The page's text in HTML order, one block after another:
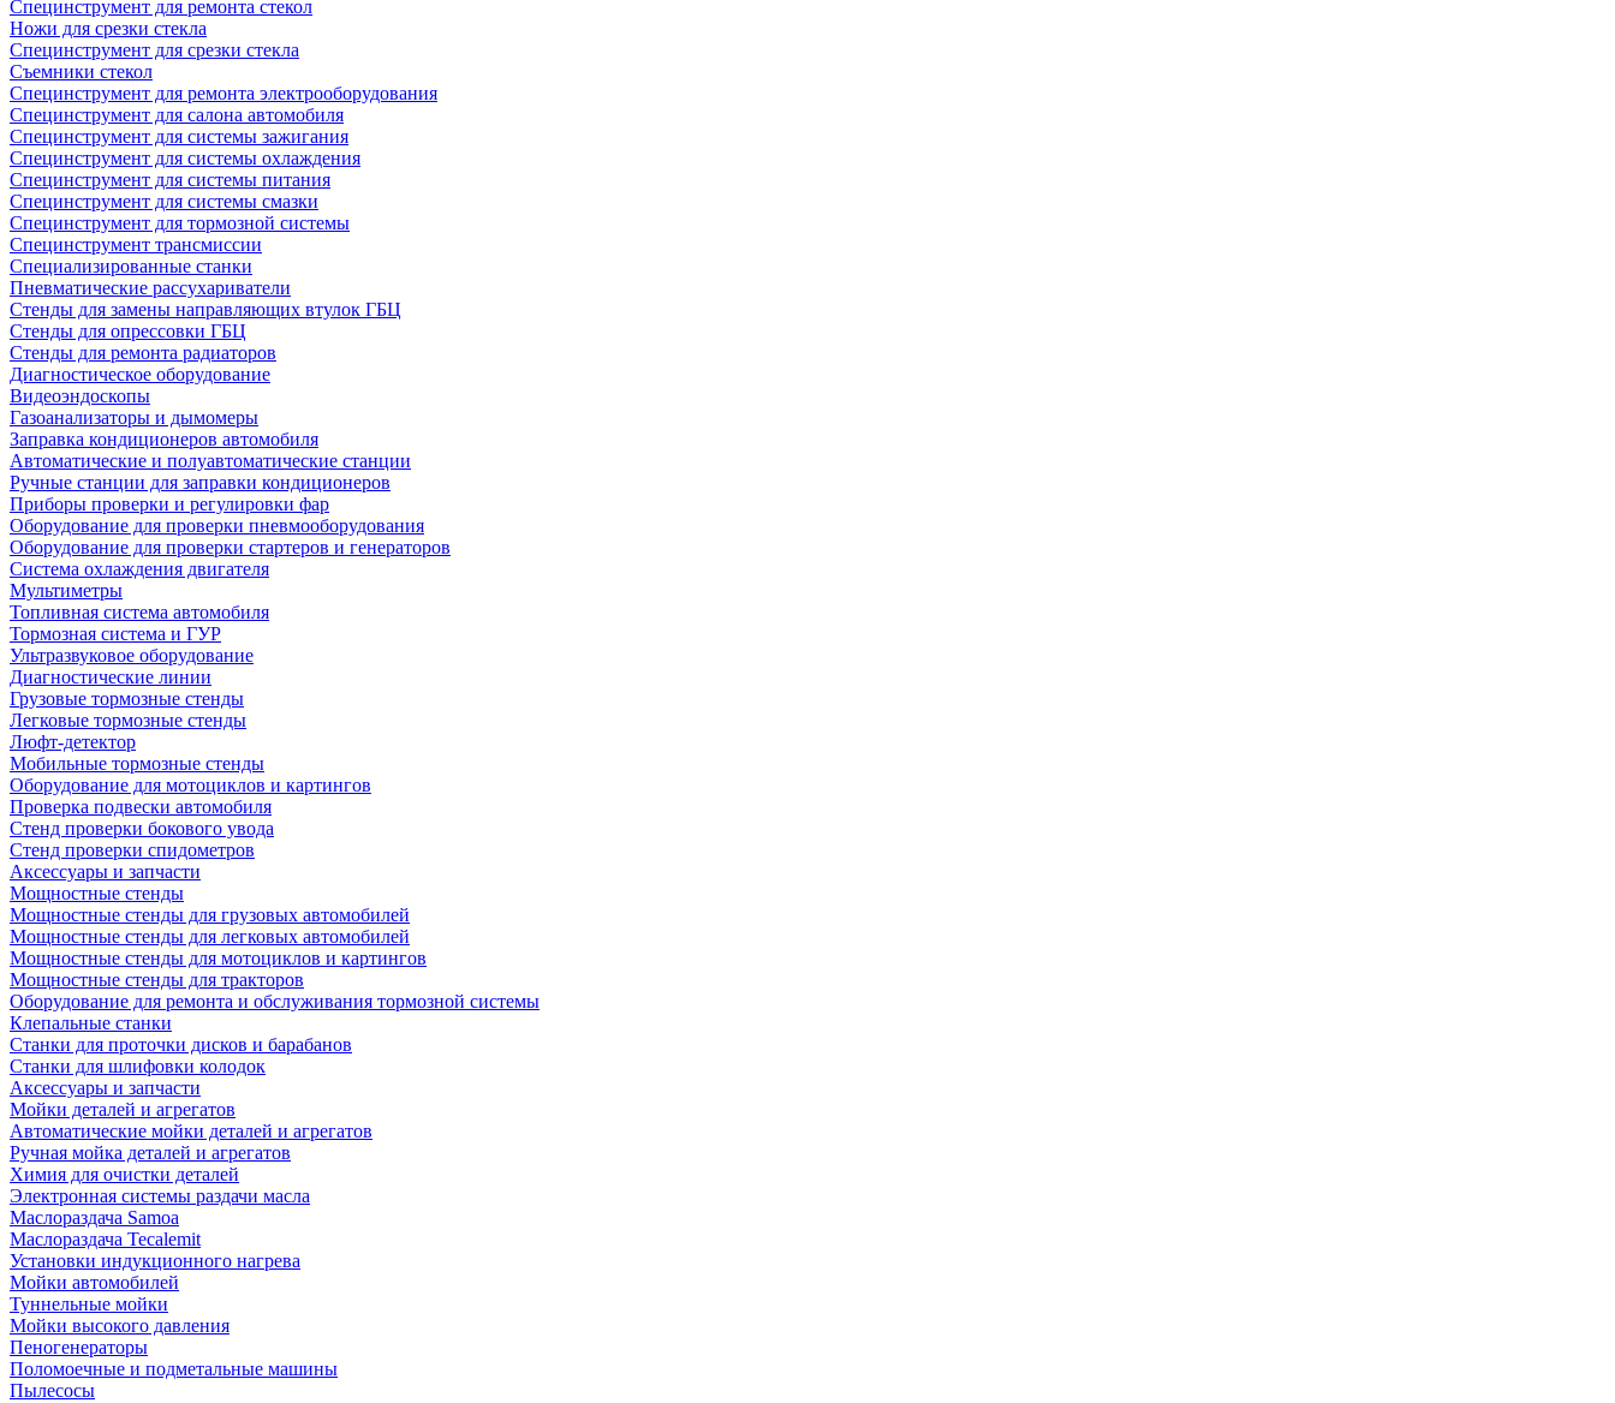
Специнструмент для ремонта стекол
Ножи для срезки стекла
Специнструмент для срезки стекла
Съемники стекол
Специнструмент для ремонта электрооборудования
Специнструмент для салона автомобиля
Специнструмент для системы зажигания
Специнструмент для системы охлаждения
Специнструмент для системы питания
Специнструмент для системы смазки
Специнструмент для тормозной системы
Специнструмент трансмиссии
Специализированные станки
Пневматические рассухариватели
Стенды для замены направляющих втулок ГБЦ
Стенды для опрессовки ГБЦ
Стенды для ремонта радиаторов
Диагностическое оборудование
Видеоэндоскопы
Газоанализаторы и дымомеры
Заправка кондиционеров автомобиля
Автоматические и полуавтоматические станции
Ручные станции для заправки кондиционеров
Приборы проверки и регулировки фар
Оборудование для проверки пневмооборудования
Оборудование для проверки стартеров и генераторов
Система охлаждения двигателя
Мультиметры
Топливная система автомобиля
Тормозная система и ГУР
Ультразвуковое оборудование
Диагностические линии
Грузовые тормозные стенды
Легковые тормозные стенды
Люфт-детектор
Мобильные тормозные стенды
Оборудование для мотоциклов и картингов
Проверка подвески автомобиля
Стенд проверки бокового увода
Стенд проверки спидометров
Аксессуары и запчасти
Мощностные стенды
Мощностные стенды для грузовых автомобилей
Мощностные стенды для легковых автомобилей
Мощностные стенды для мотоциклов и картингов
Мощностные стенды для тракторов
Оборудование для ремонта и обслуживания тормозной системы
Клепальные станки
Станки для проточки дисков и барабанов
Станки для шлифовки колодок
Аксессуары и запчасти
Мойки деталей и агрегатов
Автоматические мойки деталей и агрегатов
Ручная мойка деталей и агрегатов
Химия для очистки деталей
Электронная системы раздачи масла
Маслораздача Samoa
Маслораздача Tecalemit
Установки индукционного нагрева
Мойки автомобилей
Туннельные мойки
Мойки высокого давления
Пеногенераторы
Поломоечные и подметальные машины
Пылесосы